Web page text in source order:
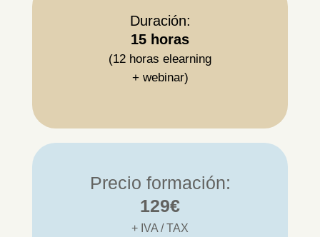
Duración:
15 horas
(12 horas elearning
+ webinar)
Precio formación:
129€
+ IVA / TAX